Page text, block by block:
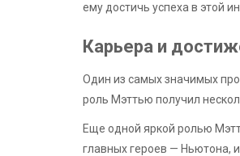
ему достичь успеха в этой
Карьера и
Один из самых значимых
роль Мэттью получил
Еще одной яркой ролью
главных героев — Ньютона,